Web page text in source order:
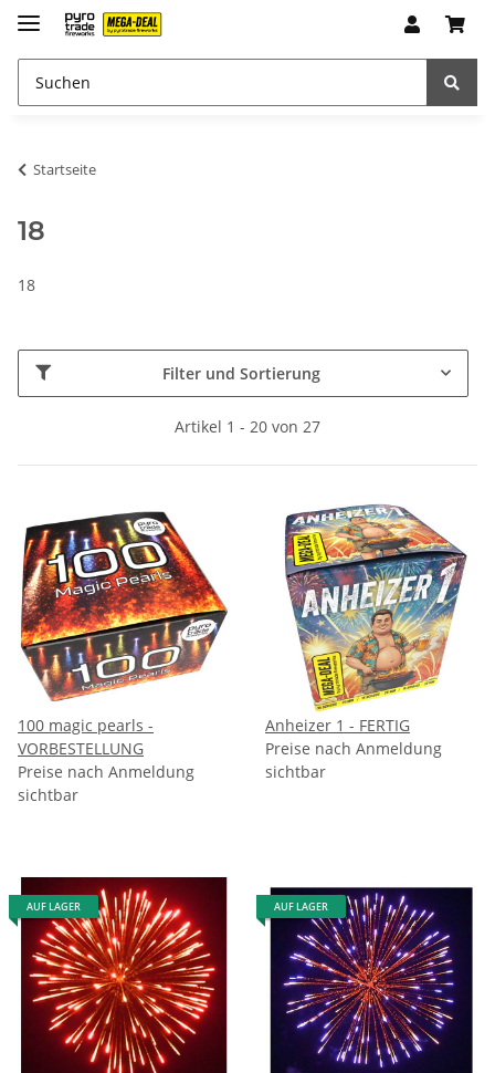
Startseite
18
18
Filter und Sortierung
Artikel 1 - 20 von 27
100 magic pearls -
VORBESTELLUNG
Preise nach Anmeldung
sichtbar
Anheizer 1 - FERTIG
Preise nach Anmeldung
sichtbar
AUF LAGER AUF LAGER